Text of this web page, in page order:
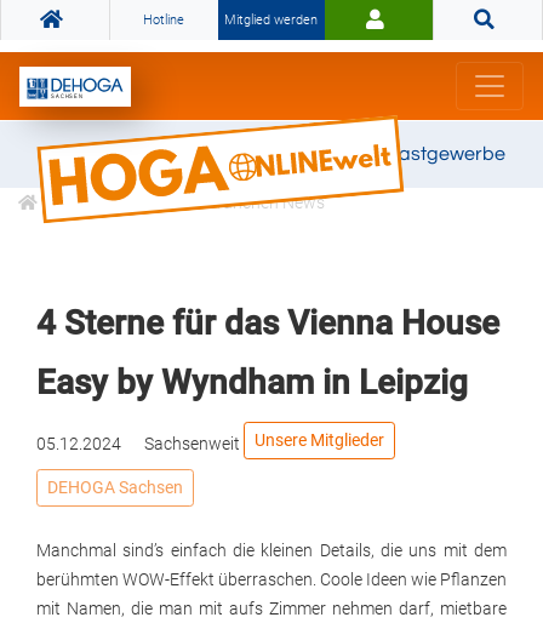
Hotline Mitglied werden
Gemeinsam stark für das Gastgewerbe
Informationen Branchen News
4 Sterne für das Vienna House
Easy by Wyndham in Leipzig
05.12.2024 Sachsenweit Unsere Mitglieder
DEHOGA Sachsen
Manchmal sind’s einfach die kleinen Details, die uns mit dem
berühmten WOW-Effekt überraschen. Coole Ideen wie Pflanzen
mit Namen, die man mit aufs Zimmer nehmen darf, mietbare